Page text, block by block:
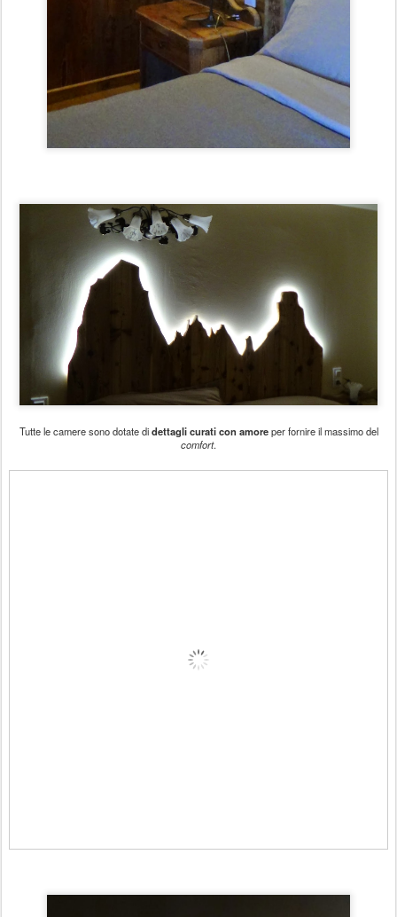
Tutte le camere sono dotate didettagli curati con amoreper fornire il massimo del
comfort.